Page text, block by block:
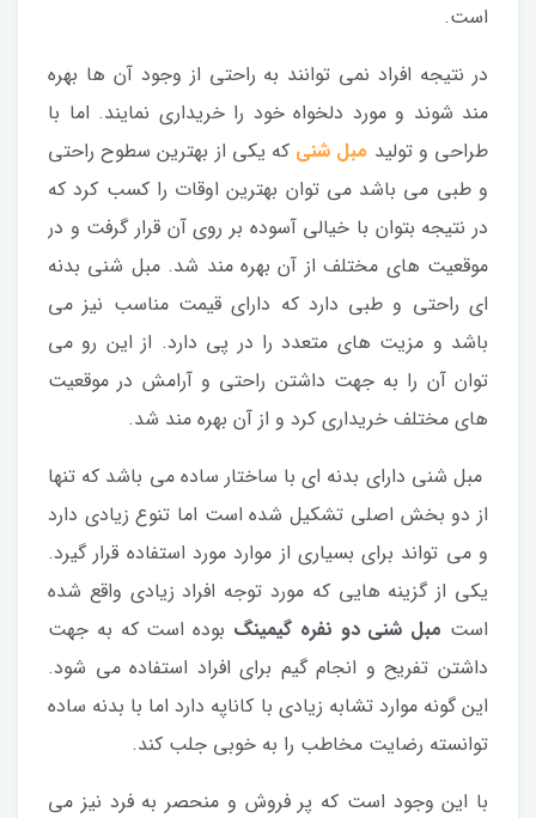
است.
در نتیجه افراد نمی توانند به راحتی از وجود آن ها بهره
مند شوند و مورد دلخواه خود را خریداری نمایند. اما با
طراحی و تولید مبل شنی که یکی از بهترین سطوح راحتی
و طبی می باشد می توان بهترین اوقات را کسب کرد که
در نتیجه بتوان با خیالی آسوده بر روی آن قرار گرفت و در
موقعیت های مختلف از آن بهره مند شد. مبل شنی بدنه
ای راحتی و طبی دارد که دارای قیمت مناسب نیز می
باشد و مزیت های متعدد را در پی دارد. از این رو می
توان آن را به جهت داشتن راحتی و آرامش در موقعیت
های مختلف خریداری کرد و از آن بهره مند شد.
مبل شنی دارای بدنه ای با ساختار ساده می باشد که تنها
از دو بخش اصلی تشکیل شده است اما تنوع زیادی دارد
و می تواند برای بسیاری از موارد مورد استفاده قرار گیرد.
یکی از گزینه هایی که مورد توجه افراد زیادی واقع شده
است مبل شنی دو نفره گیمینگ بوده است که به جهت
داشتن تفریح و انجام گیم برای افراد استفاده می شود.
این گونه موارد تشابه زیادی با کاناپه دارد اما با بدنه ساده
توانسته رضایت مخاطب را به خوبی جلب کند.
با این وجود است که پر فروش و منحصر به فرد نیز می